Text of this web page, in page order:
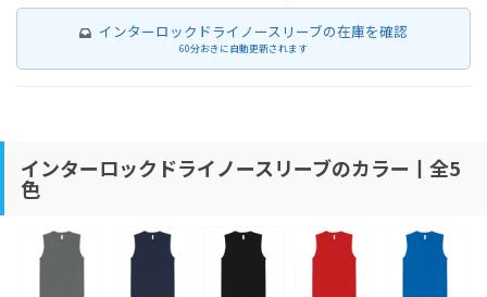
インターロックドライノースリーブの在庫を確認
60分おきに自動更新されます
インターロックドライノースリーブのカラー丨全5
色